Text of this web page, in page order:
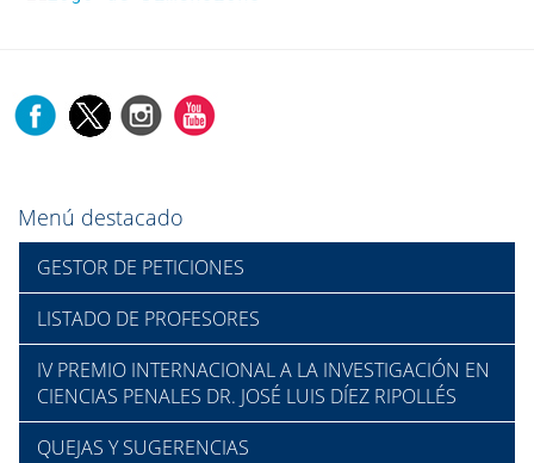
Menú destacado
GESTOR DE PETICIONES
LISTADO DE PROFESORES
IV PREMIO INTERNACIONAL A LA INVESTIGACIÓN EN
CIENCIAS PENALES DR. JOSÉ LUIS DÍEZ RIPOLLÉS
QUEJAS Y SUGERENCIAS